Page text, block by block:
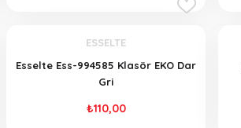
ESSELTE
Esselte Ess-994585 Klasör EKO Dar
Gri
₺110,00